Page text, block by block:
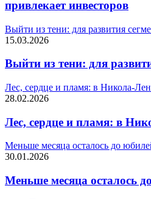
привлекает инвесторов
Выйти из тени: для развития
15.03.2026
Выйти из тени: для
Лес, сердце и пламя: в Никола-
28.02.2026
Лес, сердце и пламя: в
Меньше месяца осталось до
30.01.2026
Меньше месяца осталось